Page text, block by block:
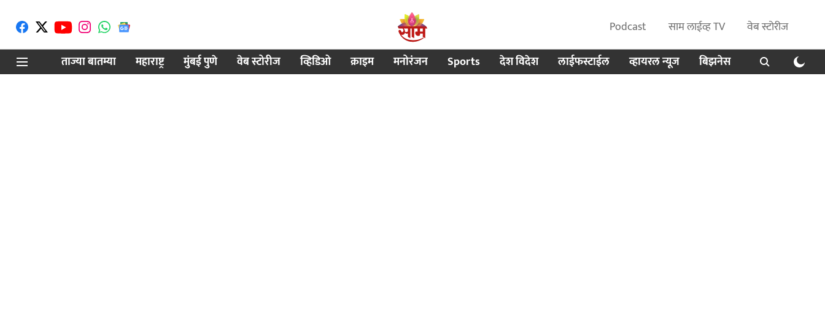
Podcast साम लाईव्ह TV
वेब स्टोरीज
ताज्या बातम्या
महाराष्ट्र मुंबई पुणे वेब स्टोरीज व्हिडिओ क्राइम मनोरंजन Sports देश विदेश लाईफस्टाईल व्हायरल न्यूज बिझनेस